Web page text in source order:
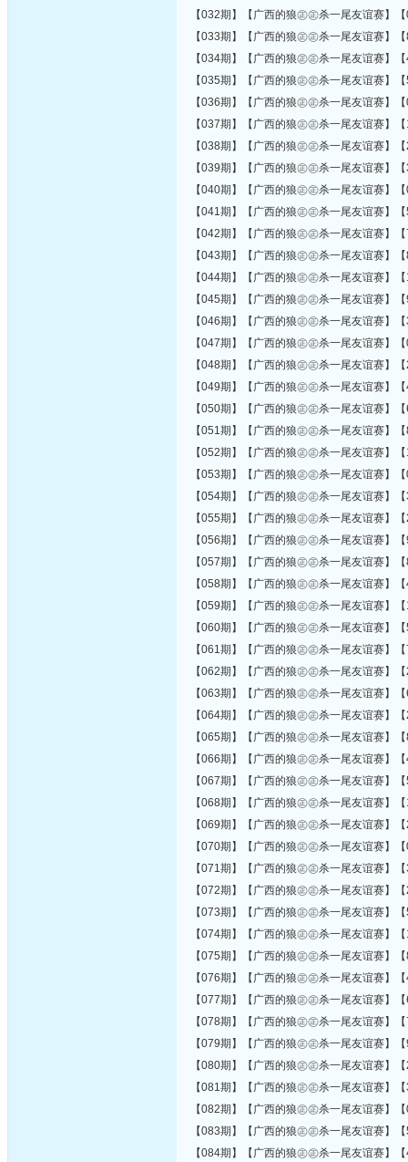
【032期】【广西的狼㊣㊣杀一尾友谊赛】
【033期】【广西的狼㊣㊣杀一尾友谊赛】
【034期】【广西的狼㊣㊣杀一尾友谊赛】
【035期】【广西的狼㊣㊣杀一尾友谊赛】
【036期】【广西的狼㊣㊣杀一尾友谊赛】
【037期】【广西的狼㊣㊣杀一尾友谊赛】
【038期】【广西的狼㊣㊣杀一尾友谊赛】
【039期】【广西的狼㊣㊣杀一尾友谊赛】
【040期】【广西的狼㊣㊣杀一尾友谊赛】
【041期】【广西的狼㊣㊣杀一尾友谊赛】
【042期】【广西的狼㊣㊣杀一尾友谊赛】
【043期】【广西的狼㊣㊣杀一尾友谊赛】
【044期】【广西的狼㊣㊣杀一尾友谊赛】
【045期】【广西的狼㊣㊣杀一尾友谊赛】
【046期】【广西的狼㊣㊣杀一尾友谊赛】
【047期】【广西的狼㊣㊣杀一尾友谊赛】
【048期】【广西的狼㊣㊣杀一尾友谊赛】
【049期】【广西的狼㊣㊣杀一尾友谊赛】
【050期】【广西的狼㊣㊣杀一尾友谊赛】
【051期】【广西的狼㊣㊣杀一尾友谊赛】
【052期】【广西的狼㊣㊣杀一尾友谊赛】
【053期】【广西的狼㊣㊣杀一尾友谊赛】
【054期】【广西的狼㊣㊣杀一尾友谊赛】
【055期】【广西的狼㊣㊣杀一尾友谊赛】
【056期】【广西的狼㊣㊣杀一尾友谊赛】
【057期】【广西的狼㊣㊣杀一尾友谊赛】
【058期】【广西的狼㊣㊣杀一尾友谊赛】
【059期】【广西的狼㊣㊣杀一尾友谊赛】
【060期】【广西的狼㊣㊣杀一尾友谊赛】
【061期】【广西的狼㊣㊣杀一尾友谊赛】
【062期】【广西的狼㊣㊣杀一尾友谊赛】
【063期】【广西的狼㊣㊣杀一尾友谊赛】
【064期】【广西的狼㊣㊣杀一尾友谊赛】
【065期】【广西的狼㊣㊣杀一尾友谊赛】
【066期】【广西的狼㊣㊣杀一尾友谊赛】
【067期】【广西的狼㊣㊣杀一尾友谊赛】
【068期】【广西的狼㊣㊣杀一尾友谊赛】
【069期】【广西的狼㊣㊣杀一尾友谊赛】
【070期】【广西的狼㊣㊣杀一尾友谊赛】
【071期】【广西的狼㊣㊣杀一尾友谊赛】
【072期】【广西的狼㊣㊣杀一尾友谊赛】
【073期】【广西的狼㊣㊣杀一尾友谊赛】
【074期】【广西的狼㊣㊣杀一尾友谊赛】
【075期】【广西的狼㊣㊣杀一尾友谊赛】
【076期】【广西的狼㊣㊣杀一尾友谊赛】
【077期】【广西的狼㊣㊣杀一尾友谊赛】
【078期】【广西的狼㊣㊣杀一尾友谊赛】
【079期】【广西的狼㊣㊣杀一尾友谊赛】
【080期】【广西的狼㊣㊣杀一尾友谊赛】
【081期】【广西的狼㊣㊣杀一尾友谊赛】
【082期】【广西的狼㊣㊣杀一尾友谊赛】
【083期】【广西的狼㊣㊣杀一尾友谊赛】
【084期】【广西的狼㊣㊣杀一尾友谊赛】